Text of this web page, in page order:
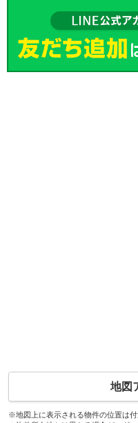
地図
※地図上に表示される物件の位置は